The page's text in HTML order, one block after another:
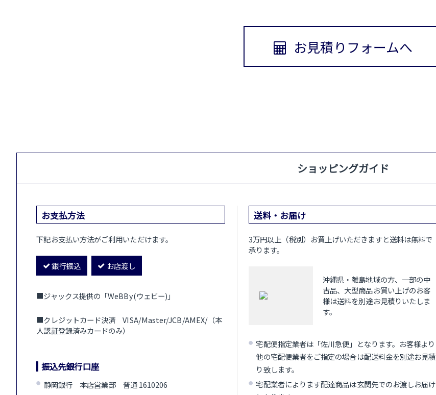
お見積りフォームへ
ショッピングガイド
お支払方法
下記お支払い方法がご利用いただけます。
銀行振込 お店渡し
■ジャックス提供の「WeBBy(ウェビー)」
■クレジットカード決済 VISA/Master/JCB/AMEX/（本
人認証登録済みカードのみ）
振込先銀行口座
静岡銀行 本店営業部 普通 1610206
送料・お届け
3万円以上（税別）お買上げいただきますと送料は無料で
承ります。
沖縄県・離島地域の方、一部の中
古品、大型商品お買い上げのお客
様は送料を別途お見積りいたしま
す。
宅配便指定業者は「佐川急便」となります。お客様より
他の宅配便業者をご指定の場合は配送料金を別途お見積
り致します。
宅配業者によります配達商品は玄関先でのお渡しお届け